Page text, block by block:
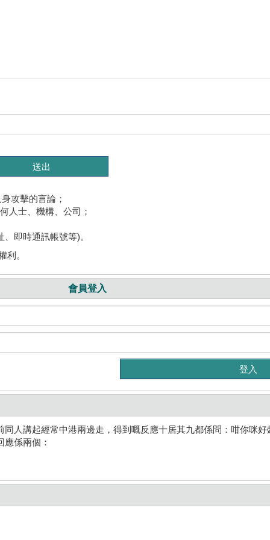
攻擊的言論；
人士、機構、公司；
即時通訊帳號等)。
利。
會員登入
人講起經常中港兩邊走，得到嘅反應十居其九都係問：咁你咪好
係兩個：